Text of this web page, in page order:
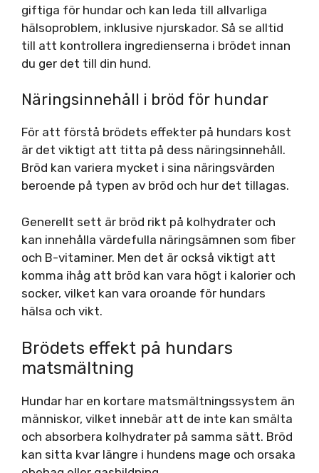
giftiga för hundar och kan leda till allvarliga
hälsoproblem, inklusive njurskador. Så se alltid
till att kontrollera ingredienserna i brödet innan
du ger det till din hund.
Näringsinnehåll i bröd för hundar
För att förstå brödets effekter på hundars kost
är det viktigt att titta på dess näringsinnehåll.
Bröd kan variera mycket i sina näringsvärden
beroende på typen av bröd och hur det tillagas.
Generellt sett är bröd rikt på kolhydrater och
kan innehålla värdefulla näringsämnen som fiber
och B-vitaminer. Men det är också viktigt att
komma ihåg att bröd kan vara högt i kalorier och
socker, vilket kan vara oroande för hundars
hälsa och vikt.
Brödets effekt på hundars
matsmältning
Hundar har en kortare matsmältningssystem än
människor, vilket innebär att de inte kan smälta
och absorbera kolhydrater på samma sätt. Bröd
kan sitta kvar längre i hundens mage och orsaka